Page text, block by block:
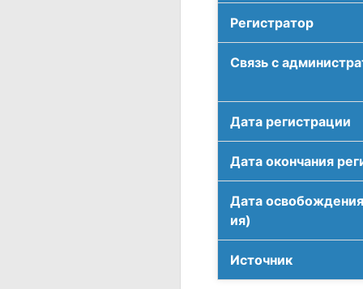
Регистратор
Связь с
Дата регистрации
Дата окончания
Дата
ия)
Источник